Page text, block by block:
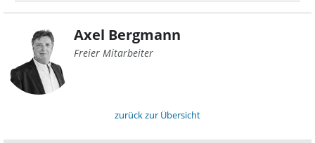
Axel Bergmann
Freier Mitarbeiter
zurück zur Übersicht